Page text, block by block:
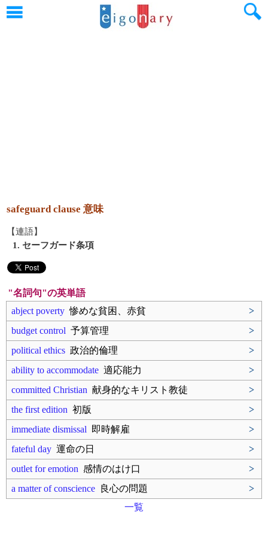
safeguard clause 意味
【連語】
1. セーフガード条項
"名詞句"の英単語
abject poverty 惨めな貧困、赤貧
>
budget control 予算管理
>
political ethics 政治的倫理
>
ability to accommodate 適応能力
>
committed Christian 献身的なキリスト教徒
>
the first edition 初版
>
immediate dismissal 即時解雇
>
fateful day 運命の日
>
outlet for emotion 感情のはけ口
>
a matter of conscience 良心の問題
>
一覧